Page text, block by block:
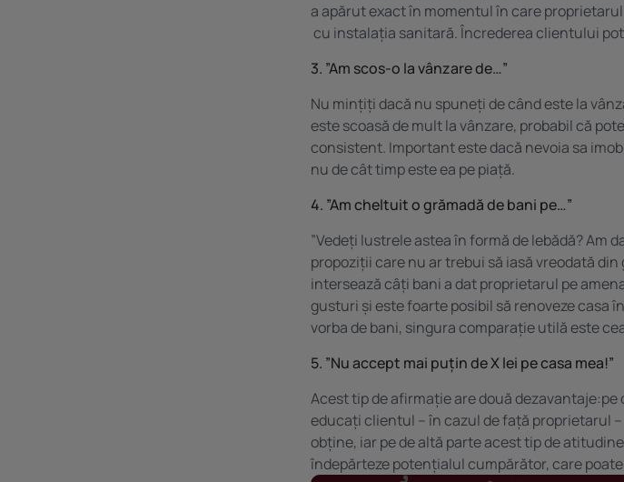
a apărut exact în momentul în care
cu instalația sanitară. Încrederea clientului
3. ”Am scos-o la vânzare de…”
Nu mințiți dacă nu spuneți de când este la
este scoasă de mult la vânzare, probabil că
consistent. Important este dacă nevoia sa
nu de cât timp este ea pe piață.
4. ”Am cheltuit o grămadă de bani pe…”
”Vedeți lustrele astea în formă de lebădă? Am
propoziții care nu ar trebui să iasă vreodată
intersează câți bani a dat proprietarul pe
gusturi și este foarte posibil să renoveze casa
vorba de bani, singura comparație utilă este
5. ”Nu accept mai puțin de X lei pe casa mea!”
Acest tip de afirmație are două dezavantaje:pe
educați clientul – în cazul de față proprietarul
obține, iar pe de altă parte acest tip de
îndepărteze potențialul cumpărător, care